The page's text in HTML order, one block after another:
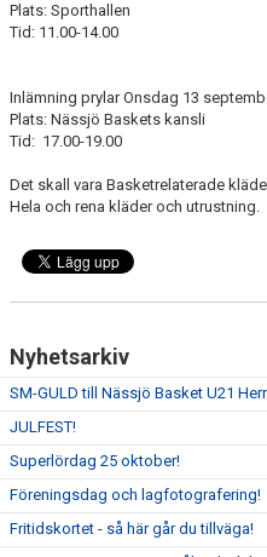
Plats: Sporthallen
Tid: 11.00-14.00
Inlämning prylar Onsdag 13
Plats: Nässjö Baskets kansli
Tid: 17.00-19.00
Det skall vara Basketrelaterade
Hela och rena kläder och utrustning.
Nyhetsarkiv
SM-GULD till Nässjö Basket U21
JULFEST!
Superlördag 25 oktober!
Föreningsdag och lagfotografering!
Fritidskortet - så här går du tillväga!